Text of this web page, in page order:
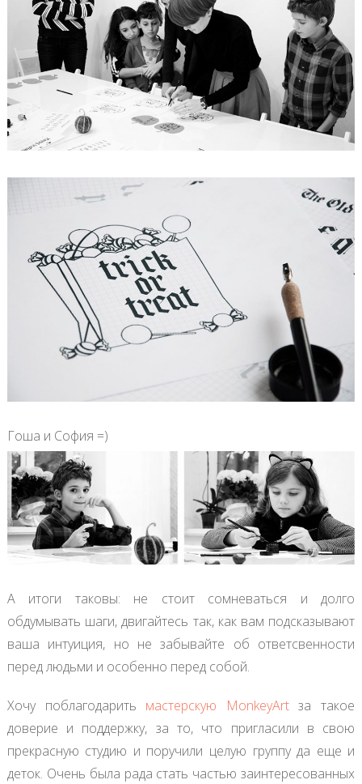
Гоша и София =)
А итоги таковы: не стоит сомневаться и долго
обдумывать шаги, двигайтесь так, как вам подсказывают
ваша интуиция, но не забывайте об ответсвенности
перед людьми и особенно перед собой.
Хочу поблагодарить мастерскую MonkeyArtза такое
доверие и поддержку, за то, что пригласили в свою
прекрасную студию и поручили целую группу да еще и
деток. Очень была рада стать частью заинтересованных